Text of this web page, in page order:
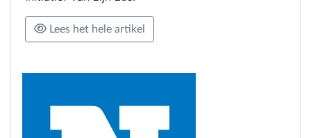
Lees het hele artikel